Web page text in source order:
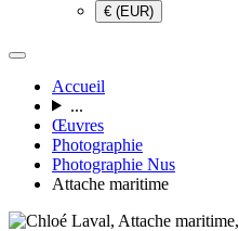
€ (EUR)
Accueil
...
Œuvres
Photographie
Photographie Nus
Attache maritime